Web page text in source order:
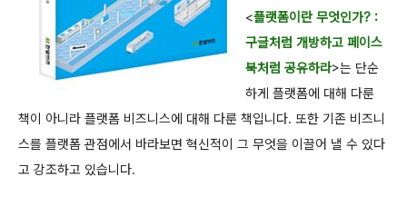
<플랫폼이란 무엇인가? :
구글처럼 개방하고 페이스
북처럼 공유하라>는 단순
하게 플랫폼에 대해 다룬
책이 아니라 플랫폼 비즈니스에 대해 다룬 책입니다. 또한 기존 비즈니
스를 플랫폼 관점에서 바라보면 혁신적이 그 무엇을 이끌어 낼 수 있다
고 강조하고 있습니다.